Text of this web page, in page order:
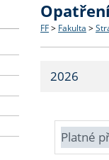
Struktura
Strategie
Fakultní
Co
Učitelské
O vědě a
Aktuální
FF > Fakulta >
2026
Platné